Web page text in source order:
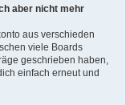
aber nicht mehr
aus verschieden
viele Boards
geschrieben haben,
einfach erneut und